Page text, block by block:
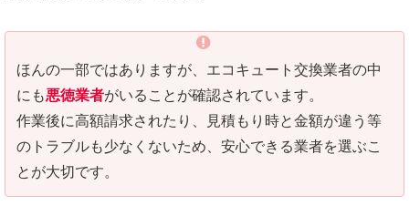
ほんの一部ではありますが、エコキュート交換業者の中
にも悪徳業者がいることが確認されています。
作業後に高額請求されたり、見積もり時と金額が違う等
のトラブルも少なくないため、安心できる業者を選ぶこ
とが大切です。